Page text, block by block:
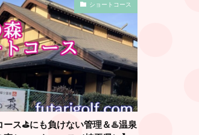
ショートコース
ース⛳️にも負けない管理＆♨️温泉